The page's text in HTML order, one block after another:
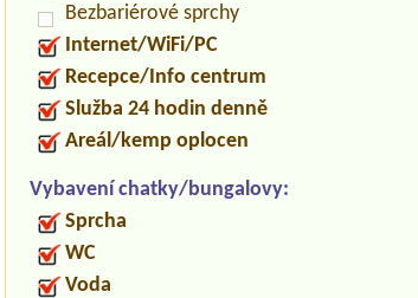
Bezbariérové sprchy
Internet/WiFi/PC
Recepce/Info centrum
Služba 24 hodin denně
Areál/kemp oplocen
Vybavení chatky/bungalovy:
Sprcha
WC
Voda